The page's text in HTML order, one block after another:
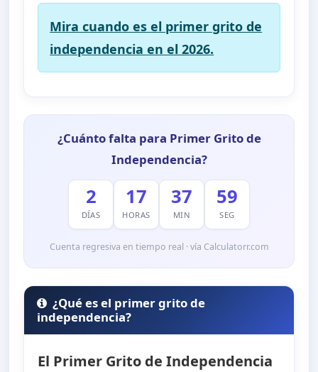
Mira cuando es el primer grito de
independencia en el 2026.
¿Cuánto falta para Primer Grito de
Independencia?
2
DÍAS
17
HORAS
37
MIN
58
SEG
Cuenta regresiva en tiempo real · vía Calculatorr.com
¿Qué es el primer grito de
independencia?
El Primer Grito de Independencia